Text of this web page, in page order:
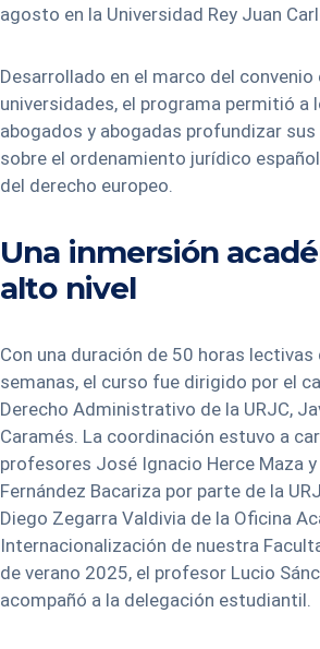
agosto en la Universidad Rey Juan
Desarrollado en el marco del convenio
universidades, el programa permitió a
abogados y abogadas profundizar
sobre el ordenamiento jurídico
del derecho europeo.
Una inmersión
alto nivel
Con una duración de 50 horas
semanas, el curso fue dirigido por el
Derecho Administrativo de la URJC,
Caramés. La coordinación estuvo a
profesores José Ignacio Herce Maza
Fernández Bacariza por parte de la
Diego Zegarra Valdivia de la Oficina
Internacionalización de nuestra
de verano 2025, el profesor Lucio
acompañó a la delegación estudiantil.